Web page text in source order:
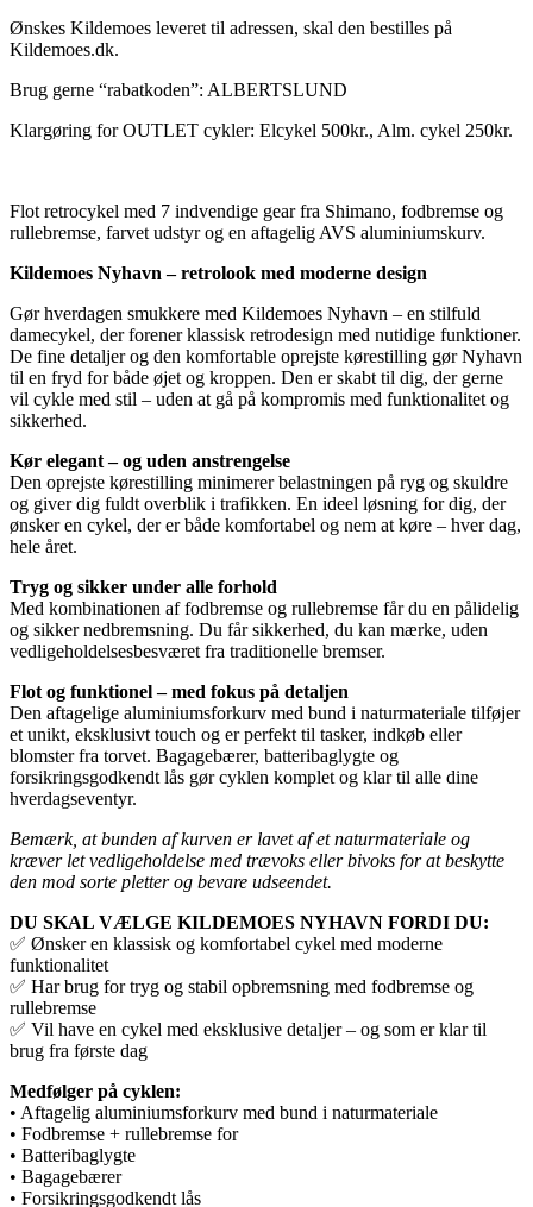
Ønskes Kildemoes leveret til adressen, skal den bestilles på
Kildemoes.dk.
Brug gerne “rabatkoden”: ALBERTSLUND
Klargøring for OUTLET cykler: Elcykel 500kr., Alm. cykel 250kr.
Flot retrocykel med 7 indvendige gear fra Shimano, fodbremse og
rullebremse, farvet udstyr og en aftagelig AVS aluminiumskurv.
Kildemoes Nyhavn – retrolook med moderne design
Gør hverdagen smukkere med Kildemoes Nyhavn – en stilfuld
damecykel, der forener klassisk retrodesign med nutidige funktioner.
De fine detaljer og den komfortable oprejste kørestilling gør Nyhavn
til en fryd for både øjet og kroppen. Den er skabt til dig, der gerne
vil cykle med stil – uden at gå på kompromis med funktionalitet og
sikkerhed.
Kør elegant – og uden anstrengelse
Den oprejste kørestilling minimerer belastningen på ryg og skuldre
og giver dig fuldt overblik i trafikken. En ideel løsning for dig, der
ønsker en cykel, der er både komfortabel og nem at køre – hver dag,
hele året.
Tryg og sikker under alle forhold
Med kombinationen af fodbremse og rullebremse får du en pålidelig
og sikker nedbremsning. Du får sikkerhed, du kan mærke, uden
vedligeholdelsesbesværet fra traditionelle bremser.
Flot og funktionel – med fokus på detaljen
Den aftagelige aluminiumsforkurv med bund i naturmateriale tilføjer
et unikt, eksklusivt touch og er perfekt til tasker, indkøb eller
blomster fra torvet. Bagagebærer, batteribaglygte og
forsikringsgodkendt lås gør cyklen komplet og klar til alle dine
hverdagseventyr.
Bemærk, at bunden af kurven er lavet af et naturmateriale og
kræver let vedligeholdelse med trævoks eller bivoks for at beskytte
den mod sorte pletter og bevare udseendet.
DU SKAL VÆLGE KILDEMOES NYHAVN FORDI DU:
✅ Ønsker en klassisk og komfortabel cykel med moderne
funktionalitet
✅ Har brug for tryg og stabil opbremsning med fodbremse og
rullebremse
✅ Vil have en cykel med eksklusive detaljer – og som er klar til
brug fra første dag
Medfølger på cyklen:
• Aftagelig aluminiumsforkurv med bund i naturmateriale
• Fodbremse + rullebremse for
• Batteribaglygte
• Bagagebærer
• Forsikringsgodkendt lås